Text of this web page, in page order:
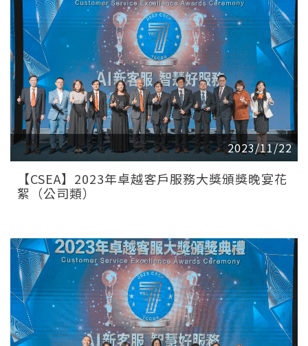
2023/11/22
【CSEA】2023年卓越客戶服務大獎頒獎晚宴花
絮（公司類）